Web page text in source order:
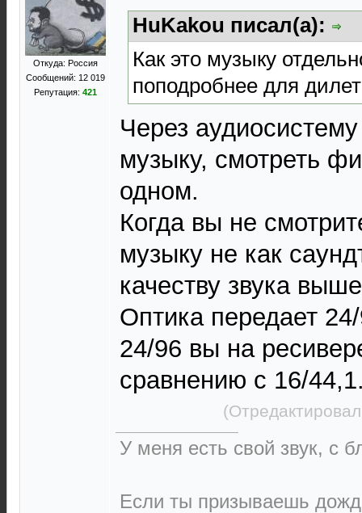
Откуда: Россия
Сообщений: 12 019
Репутация: 421
HuKakou писал(а):
Как это музыку
поподробнее для
Через
музыку, смотреть
одном.
Когда вы не
музыку не как
качеству звука
Оптика передает
24/96 вы на
сравнению с 16/
У меня есть свой звук, с
Если ты призываешь